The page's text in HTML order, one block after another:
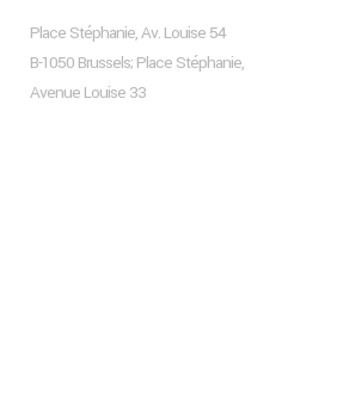
Place Stéphanie, Av. Louise 54
B-1050 Brussels; Place Stéphanie,
Avenue Louise 33